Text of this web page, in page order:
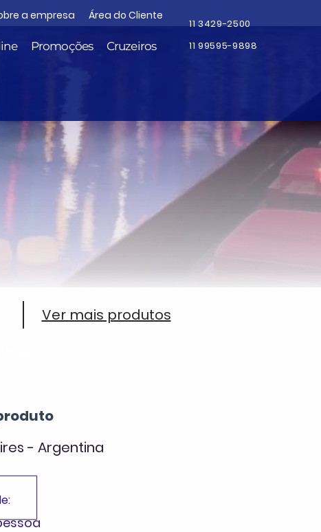
a empresa Área do Cliente
Promoções
Cruzeiros
11 3429-2500
11 99595-9898
Ver mais produtos
- Argentina